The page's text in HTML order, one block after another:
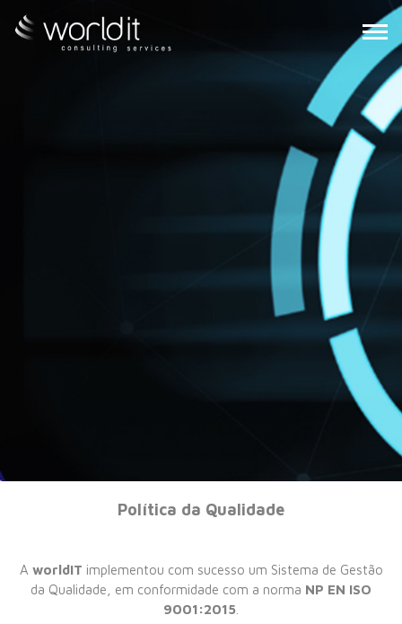
CARREIRAS
Política da Qualidade
A worldIT implementou com sucesso um Sistema de Gestão
da Qualidade, em conformidade com a norma NP EN ISO
9001:2015